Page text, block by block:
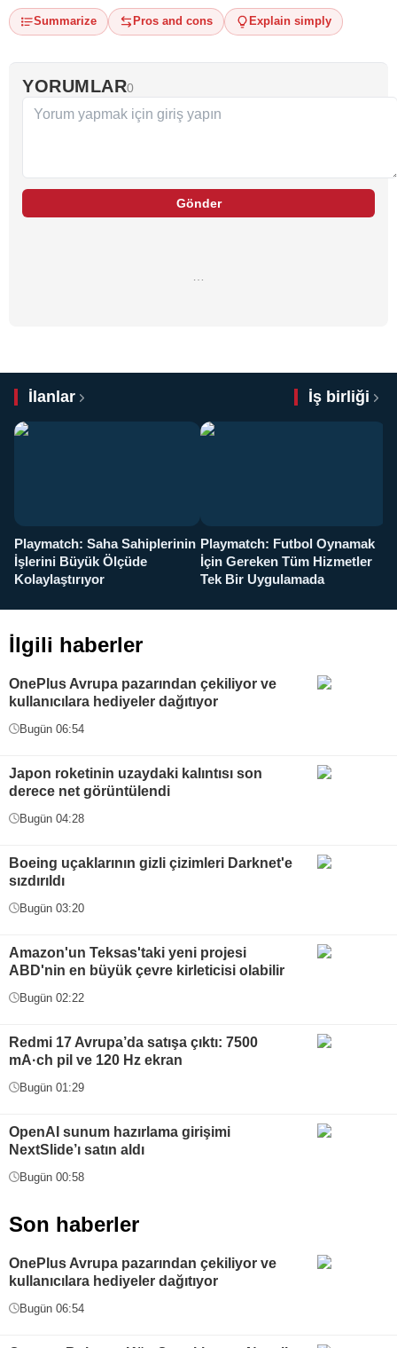
Summarize Pros and cons Explain simply
YORUMLAR0
Gönder
İlanlar İş birliği
Playmatch: Saha Sahiplerinin
İşlerini Büyük Ölçüde
Kolaylaştırıyor
Playmatch: Futbol Oynamak
İçin Gereken Tüm Hizmetler
Tek Bir Uygulamada
İlgili haberler
OnePlus Avrupa pazarından çekiliyor ve
kullanıcılara hediyeler dağıtıyor
Bugün 06:54
Japon roketinin uzaydaki kalıntısı son
derece net görüntülendi
Bugün 04:28
Boeing uçaklarının gizli çizimleri Darknet'e
sızdırıldı
Bugün 03:20
Amazon'un Teksas'taki yeni projesi
ABD'nin en büyük çevre kirleticisi olabilir
Bugün 02:22
Redmi 17 Avrupa’da satışa çıktı: 7500
mA·ch pil ve 120 Hz ekran
Bugün 01:29
OpenAI sunum hazırlama girişimi
NextSlide’ı satın aldı
Bugün 00:58
Son haberler
OnePlus Avrupa pazarından çekiliyor ve
kullanıcılara hediyeler dağıtıyor
Bugün 06:54